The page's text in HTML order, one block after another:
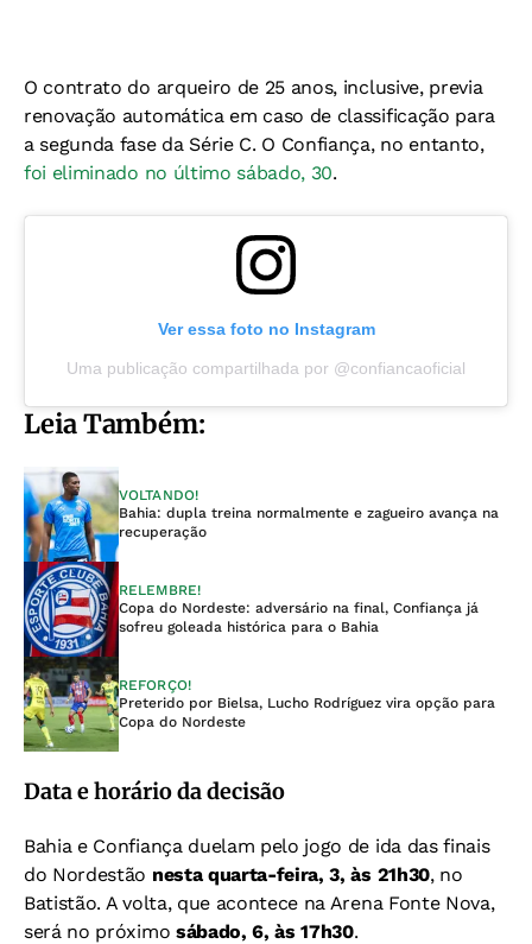
O contrato do arqueiro de 25 anos, inclusive, previa
renovação automática em caso de classificação para
a segunda fase da Série C. O Confiança, no entanto,
foi eliminado no último sábado, 30.
Ver essa foto no Instagram
Uma publicação compartilhada por @confiancaoficial
Leia Também:
VOLTANDO!
Bahia: dupla treina normalmente e zagueiro avança na
recuperação
RELEMBRE!
Copa do Nordeste: adversário na final, Confiança já
sofreu goleada histórica para o Bahia
REFORÇO!
Preterido por Bielsa, Lucho Rodríguez vira opção para
Copa do Nordeste
Data e horário da decisão
Bahia e Confiança duelam pelo jogo de ida das finais
do Nordestão nesta quarta-feira, 3, às 21h30, no
Batistão. A volta, que acontece na Arena Fonte Nova,
será no próximo sábado, 6, às 17h30.